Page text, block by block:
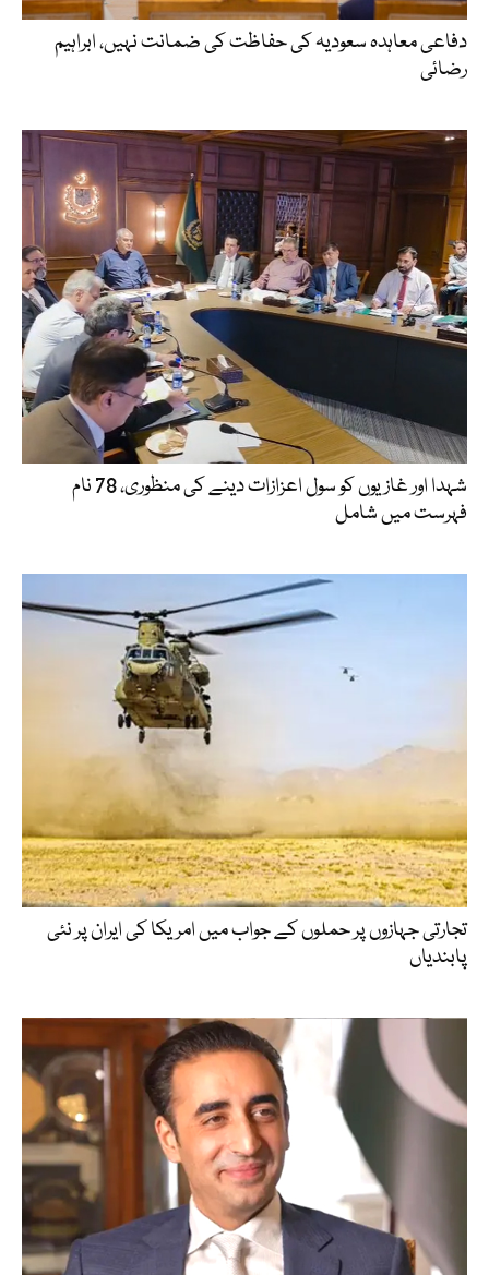
دفاعی معاہدہ سعودیہ کی حفاظت کی ضمانت نہیں، ابراہیم
رضائی
شہدا اور غازیوں کو سول اعزازات دینے کی منظوری، 78 نام
فہرست میں شامل
تجارتی جہازوں پر حملوں کے جواب میں امریکا کی ایران پر نئی
پابندیاں